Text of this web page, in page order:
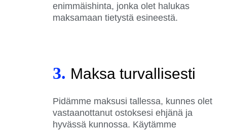
enimmäishinta, jonka olet halukas
maksamaan tietystä esineestä.
3. Maksa turvallisesti
Pidämme maksusi tallessa, kunnes olet
vastaanottanut ostoksesi ehjänä ja
hyvässä kunnossa. Käytämme